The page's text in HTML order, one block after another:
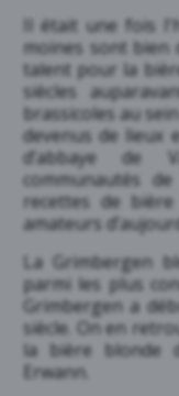
Il était une fois
moines sont bien
talent pour la
siècles
brassicoles au
devenus de lieux
d’abbaye de
communautés
recettes de
amateurs
La Grimbergen
parmi les plus
Grimbergen a
siècle. On en
la bière blonde
Erwann.